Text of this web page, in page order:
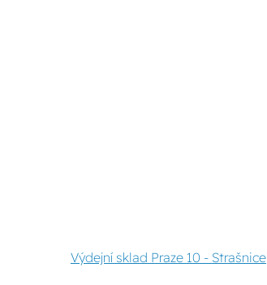
Výdejní sklad Praze 10 - Strašnice